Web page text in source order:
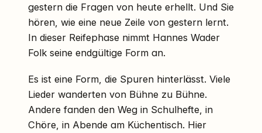
gestern die Fragen von heute erhellt. Und Sie
hören, wie eine neue Zeile von gestern lernt.
In dieser Reifephase nimmt Hannes Wader
Folk seine endgültige Form an.
Es ist eine Form, die Spuren hinterlässt. Viele
Lieder wanderten von Bühne zu Bühne.
Andere fanden den Weg in Schulhefte, in
Chöre, in Abende am Küchentisch. Hier